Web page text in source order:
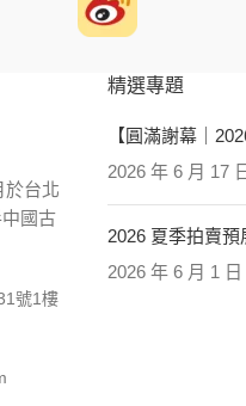
於台北
國古
號1樓
精選專題
【圓滿謝幕｜
2026 年 6 月 17
2026 夏季拍賣
2026 年 6 月 1 日